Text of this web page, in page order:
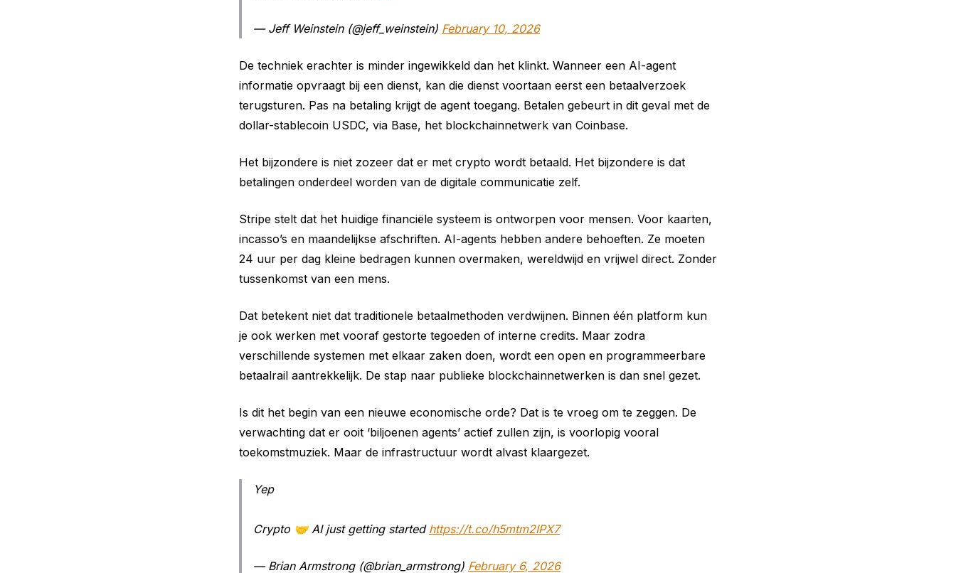
— Jeff Weinstein (@jeff_weinstein) February 10, 2026
De techniek erachter is minder ingewikkeld dan het klinkt. Wanneer een AI-agent
informatie opvraagt bij een dienst, kan die dienst voortaan eerst een betaalverzoek
terugsturen. Pas na betaling krijgt de agent toegang. Betalen gebeurt in dit geval met de
dollar-stablecoin USDC, via Base, het blockchainnetwerk van Coinbase.
Het bijzondere is niet zozeer dat er met crypto wordt betaald. Het bijzondere is dat
betalingen onderdeel worden van de digitale communicatie zelf.
Stripe stelt dat het huidige financiële systeem is ontworpen voor mensen. Voor kaarten,
incasso’s en maandelijkse afschriften. AI-agents hebben andere behoeften. Ze moeten
24 uur per dag kleine bedragen kunnen overmaken, wereldwijd en vrijwel direct. Zonder
tussenkomst van een mens.
Dat betekent niet dat traditionele betaalmethoden verdwijnen. Binnen één platform kun
je ook werken met vooraf gestorte tegoeden of interne credits. Maar zodra
verschillende systemen met elkaar zaken doen, wordt een open en programmeerbare
betaalrail aantrekkelijk. De stap naar publieke blockchainnetwerken is dan snel gezet.
Is dit het begin van een nieuwe economische orde? Dat is te vroeg om te zeggen. De
verwachting dat er ooit ‘biljoenen agents’ actief zullen zijn, is voorlopig vooral
toekomstmuziek. Maar de infrastructuur wordt alvast klaargezet.
Yep
Crypto 🤝 AI just getting started https://t.co/h5mtm2IPX7
— Brian Armstrong (@brian_armstrong) February 6, 2026